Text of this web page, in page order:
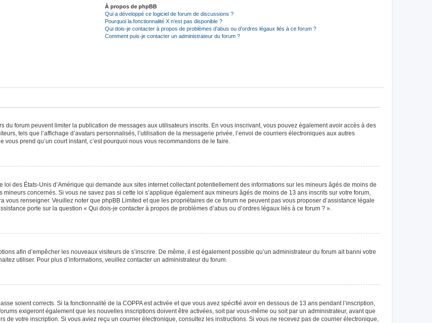
À propos de phpBB
Qui a développé ce logiciel de forum de discussions ?
Pourquoi la fonctionnalité X n’est pas disponible ?
Qui dois-je contacter à propos de problèmes d’abus ou d’ordres légaux liés à ce forum ?
Comment puis-je contacter un administrateur du forum ?
du forum peuvent limiter la publication de messages aux utilisateurs inscrits. En vous inscrivant, vous pouvez également avoir accès à des
tels que l’affichage d’avatars personnalisés, l’utilisation de la messagerie privée, l’envoi de courriers électroniques aux autres
vous prend qu’un court instant, c’est pourquoi nous vous recommandons de le faire.
loi des États-Unis d’Amérique qui demande aux sites internet collectant potentiellement des informations sur les mineurs âgés de moins de
concernés. Si vous ne savez pas si cette loi s’applique également aux mineurs âgés de moins de 13 ans inscrits sur votre forum,
renseigner. Veuillez noter que phpBB Limited et que les propriétaires de ce forum ne peuvent pas vous proposer d’assistance légale
porte sur la question « Qui dois-je contacter à propos de problèmes d’abus ou d’ordres légaux liés à ce forum ? ».
afin d’empêcher les nouveaux visiteurs de s’inscrire. De même, il est également possible qu’un administrateur du forum ait banni votre
utiliser. Pour plus d’informations, veuillez contacter un administrateur du forum.
soient corrects. Si la fonctionnalité de la COPPA est activée et que vous avez spécifié avoir en dessous de 13 ans pendant l’inscription,
exigeront également que les nouvelles inscriptions doivent être activées, soit par vous-même ou soit par un administrateur, avant que
de votre inscription. Si vous aviez reçu un courrier électronique, consultez les instructions. Si vous ne recevez pas de courrier électronique,